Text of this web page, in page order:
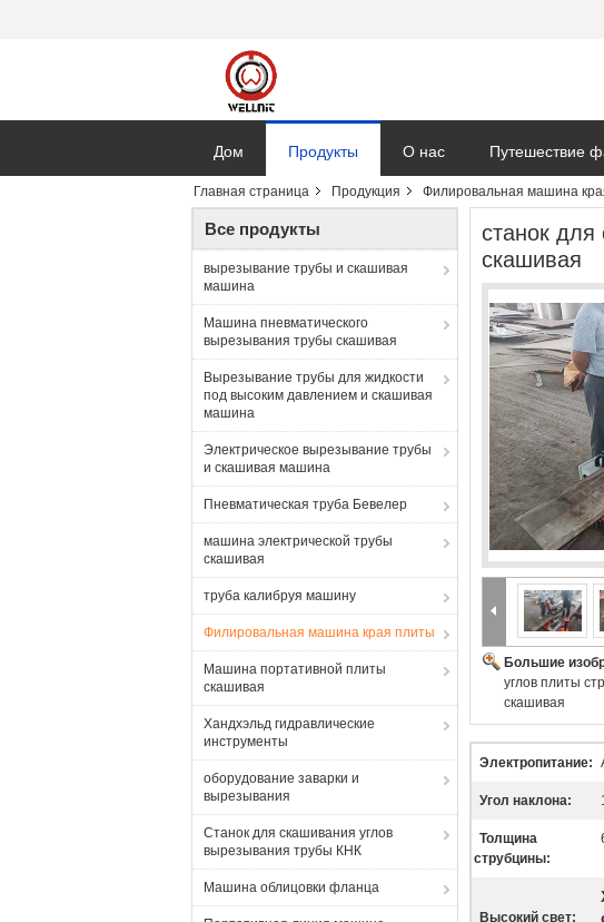
Дом Продукты О нас Путешествие
Главная страница Продукция Филировальная машина
Все продукты
вырезывание трубы и скашивая
машина
Машина пневматического
вырезывания трубы скашивая
Вырезывание трубы для жидкости
под высоким давлением и скашивая
машина
Электрическое вырезывание трубы
и скашивая машина
Пневматическая труба Бевелер
машина электрической трубы
скашивая
труба калибруя машину
Филировальная машина края плиты
Машина портативной плиты
скашивая
Хандхэльд гидравлические
инструменты
оборудование заварки и
вырезывания
Станок для скашивания углов
вырезывания трубы КНК
Машина облицовки фланца
станок
скашивая
Большие
углов плиты
скашивая
Электропитание:
Угол наклона:
Толщина
струбцины:
Высокий свет: